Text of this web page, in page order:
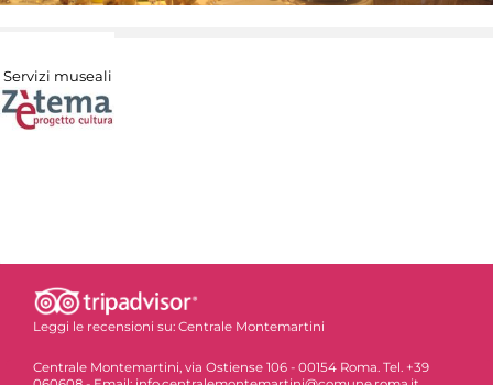
Servizi museali
Leggi le recensioni su: Centrale Montemartini
Centrale Montemartini, via Ostiense 106 - 00154 Roma. Tel. +39